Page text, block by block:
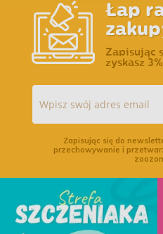
Łap
Zapisując
zyskasz 3%
Zapisując się do
przechowywanie i